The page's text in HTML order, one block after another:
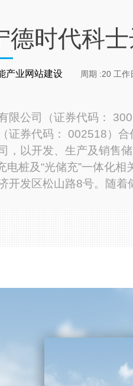
德时代科
产业网站建设 周期 :20 工作
限公司（证券代码：
证券代码： 002518）合
，以开发、生产及销售
桩及“光储充”一体化相
开发区松山路8号。随着